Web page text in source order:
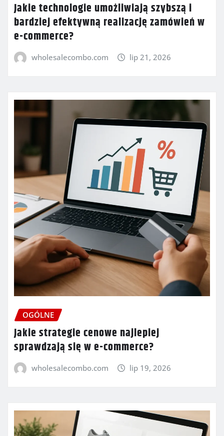
Jakie technologie umożliwiają szybszą i
bardziej efektywną realizację zamówień w
e-commerce?
wholesalecombo.com lip 21, 2026
OGÓLNE
Jakie strategie cenowe najlepiej
sprawdzają się w e-commerce?
wholesalecombo.com lip 19, 2026